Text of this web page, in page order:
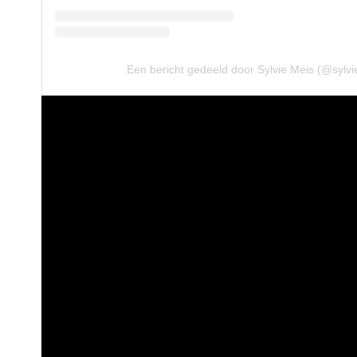
Een bericht gedeeld door Sylvie Meis